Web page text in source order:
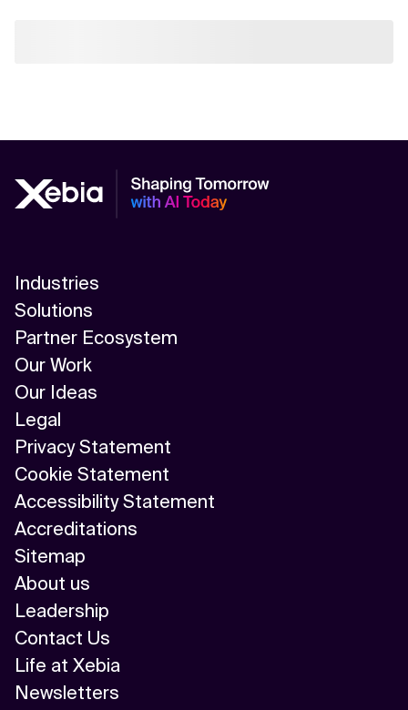
Industries
Solutions
Partner Ecosystem
Our Work
Our Ideas
Legal
Privacy Statement
Cookie Statement
Accessibility Statement
Accreditations
Sitemap
About us
Leadership
Contact Us
Life at Xebia
Newsletters